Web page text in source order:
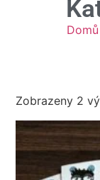
Domů
Zobrazeny 2